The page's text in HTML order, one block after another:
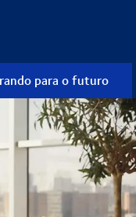
para o futuro